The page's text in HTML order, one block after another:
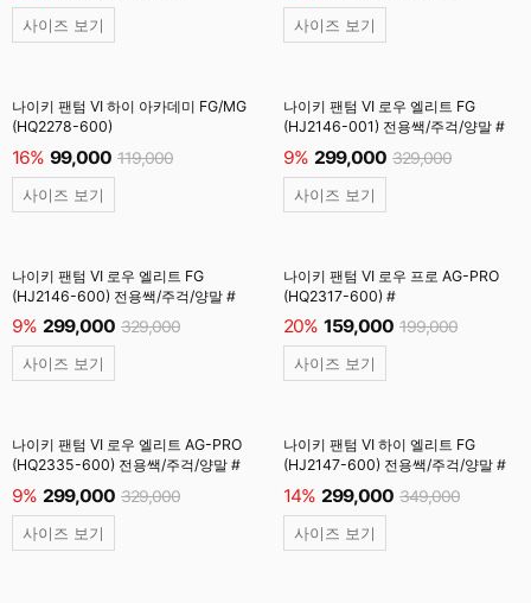
사이즈 보기 사이즈 보기
나이키 팬텀 VI 하이 아카데미 FG/MG
(HQ2278-600)
16% 99,000 119,000
사이즈 보기
나이키 팬텀 VI 로우 엘리트 FG
(HJ2146-001) 전용쌕/주걱/양말 #
9% 299,000 329,000
사이즈 보기
나이키 팬텀 VI 로우 엘리트 FG
(HJ2146-600) 전용쌕/주걱/양말 #
9% 299,000 329,000
사이즈 보기
나이키 팬텀 VI 로우 프로 AG-PRO
(HQ2317-600) #
20% 159,000 199,000
사이즈 보기
나이키 팬텀 VI 로우 엘리트 AG-PRO
(HQ2335-600) 전용쌕/주걱/양말 #
9% 299,000 329,000
사이즈 보기
나이키 팬텀 VI 하이 엘리트 FG
(HJ2147-600) 전용쌕/주걱/양말 #
14% 299,000 349,000
사이즈 보기